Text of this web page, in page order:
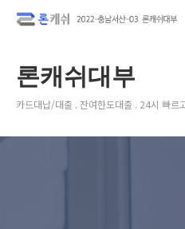
론캐쉬대부
카드대납/대출 . 잔여한도대출 . 24시 빠르